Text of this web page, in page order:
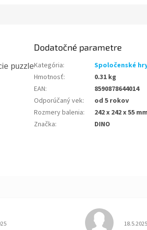
puzzle
Dodatočné parametre
Kategória:
Spoločenské
Hmotnosť:
0.31 kg
EAN:
8590878644014
Odporúčaný vek:
od 5 rokov
Rozmery balenia:
242 x 242 x 55 mm
Značka: DINO
obchodu je 5 z 5 hviezdičiek. 18.5.2025